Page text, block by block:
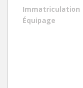
Immatriculation
Équipage